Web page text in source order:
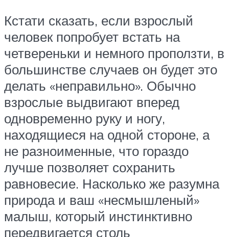
Кстати сказать, если взрослый
человек попробует встать на
четвереньки и немного проползти, в
большинстве случаев он будет это
делать «неправильно». Обычно
взрослые выдвигают вперед
одновременно руку и ногу,
находящиеся на одной стороне, а
не разноименные, что гораздо
лучше позволяет сохранить
равновесие. Насколько же разумна
природа и ваш «несмышленый»
малыш, который инстинктивно
передвигается столь